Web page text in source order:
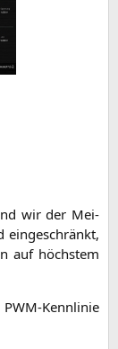
wir der Mei­
ein­ge­schränkt,
auf höchs­tem
Kenn­li­nie